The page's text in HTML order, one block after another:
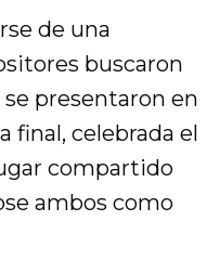
de una
buscaron
presentaron en
final, celebrada el
compartido
ambos como